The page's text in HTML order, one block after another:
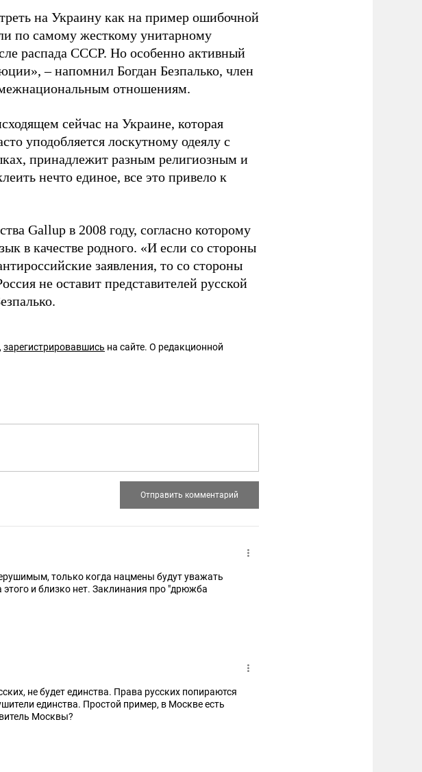
на Украину как на пример ошибочной
по самому жесткому унитарному
распада СССР. Но особенно активный
– напомнил Богдан Безпалько, член
отношениям.
сейчас на Украине, которая
уподобляется лоскутному одеялу с
принадлежит разным религиозным и
нечто единое, все это привело к
Gallup в 2008 году, согласно которому
в качестве родного. «И если со стороны
заявления, то со стороны
не оставит представителей русской
зарегистрировавшись на сайте. О редакционной
только когда нацмены будут уважать
и близко нет. Заклинания про "дрюжба
не будет единства. Права русских попираются
единства. Простой пример, в Москве есть
Москвы?